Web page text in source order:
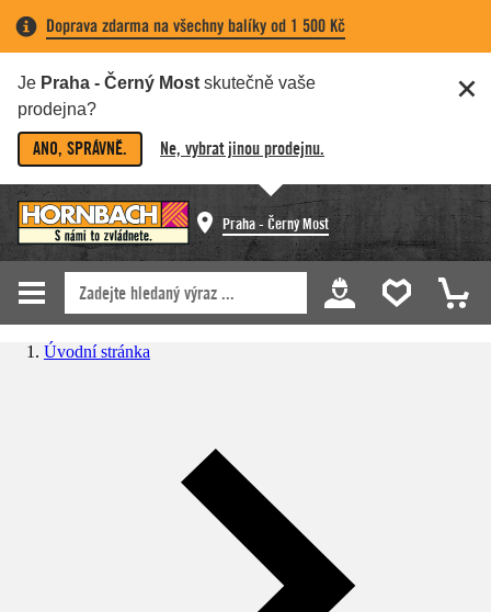
Doprava zdarma na všechny balíky od 1 500 Kč
Je Praha - Černý Most skutečně vaše
prodejna?
ANO, SPRÁVNĚ. Ne, vybrat jinou prodejnu.
Praha - Černý Most
Úvodní stránka